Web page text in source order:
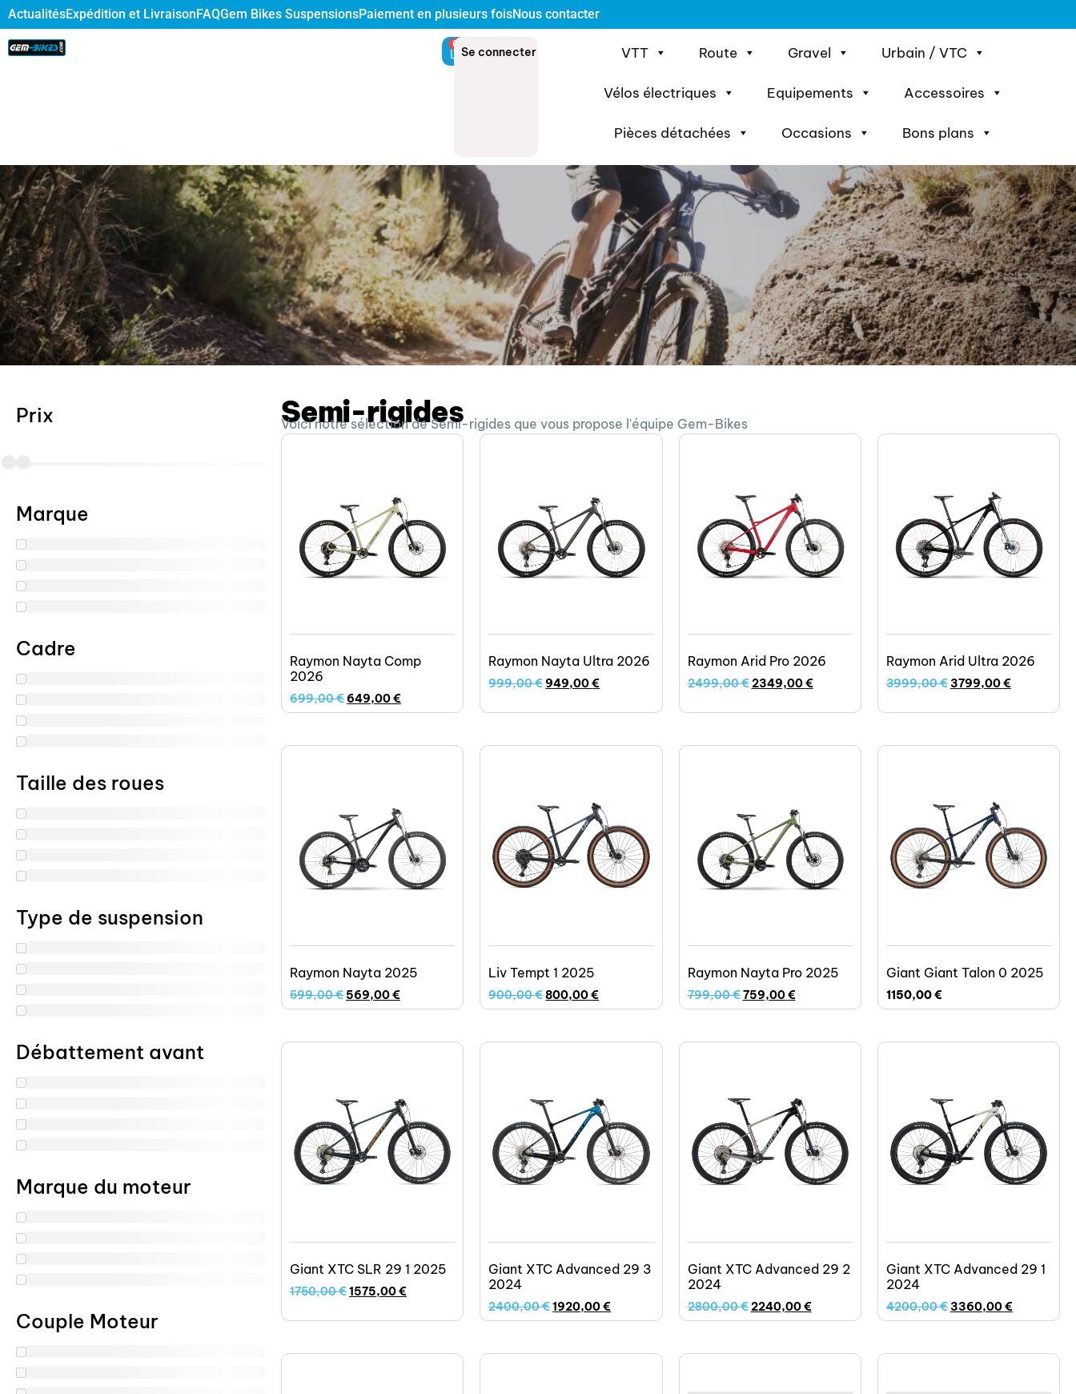
ActualitésExpédition et LivraisonFAQGem Bikes SuspensionsPaiement en plusieurs foisNous contacter
0
Se connecter VTT Route Gravel Urbain / VTC
Vélos électriques Equipements Accessoires
Pièces détachées Occasions Bons plans
Prix
Marque
Cadre
Taille des roues
Type de suspension
Débattement avant
Marque du moteur
Couple Moteur
Semi-rigides
Voici notre sélection de Semi-rigides que vous propose l'équipe Gem-Bikes
Raymon Nayta Comp
2026
699,00€649,00€
Raymon Nayta Ultra 2026
999,00€949,00€
Raymon Arid Pro 2026
2499,00€2349,00€
Raymon Arid Ultra 2026
3999,00€ 3799,00€
Raymon Nayta 2025
599,00€ 569,00€
Liv Tempt 1 2025
900,00€800,00€
Raymon Nayta Pro 2025
799,00€759,00€
Giant Giant Talon 0 2025
1150,00€
Giant XTC SLR 29 1 2025
1750,00€1575,00€
Giant XTC Advanced 29 3
2024
2400,00€1920,00€
Giant XTC Advanced 29 2
2024
2800,00€2240,00€
Giant XTC Advanced 29 1
2024
4200,00€ 3360,00€